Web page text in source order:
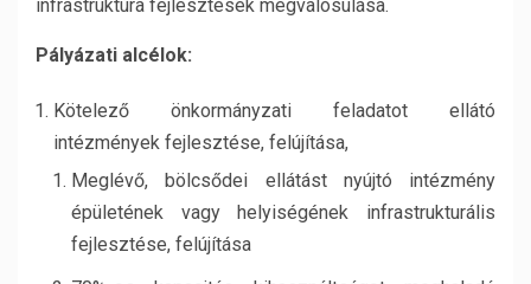
infrastruktúra fejlesztések megvalósulása.
Pályázati alcélok:
Kötelező önkormányzati feladatot ellátó
intézmények fejlesztése, felújítása,
Meglévő, bölcsődei ellátást nyújtó intézmény
épületének vagy helyiségének infrastrukturális
fejlesztése, felújítása